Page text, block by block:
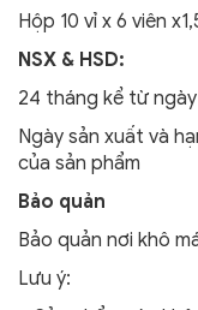
Hộp 10 vỉ x 6 viên
NSX & HSD:
24 tháng kể từ
Ngày sản xuất và
của sản phẩm
Bảo quản
Bảo quản nơi khô
Lưu ý: